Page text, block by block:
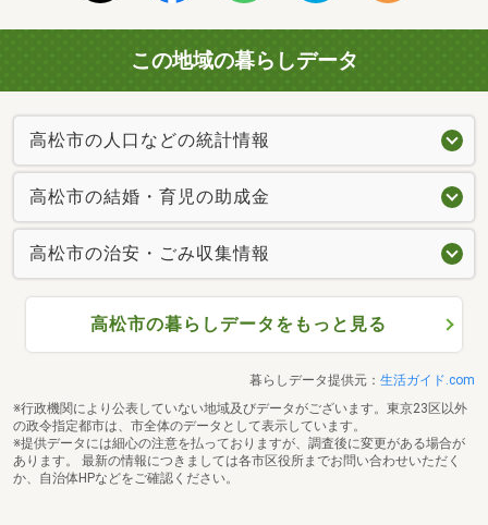
この地域の暮らしデータ
高松市の人口などの統計情報
高松市の結婚・育児の助成金
高松市の治安・ごみ収集情報
高松市の暮らしデータをもっと見る
暮らしデータ提供元： 生活ガイド.com
※行政機関により公表していない地域及びデータがございます。東京23区以外
の政令指定都市は、市全体のデータとして表示しています。
※提供データには細心の注意を払っておりますが、調査後に変更がある場合が
あります。 最新の情報につきましては各市区役所までお問い合わせいただく
か、自治体HPなどをご確認ください。